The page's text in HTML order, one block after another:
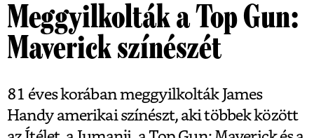
Meggyilkolták a Top Gun:
Maverick színészét
81 éves korában meggyilkolták James
Handy amerikai színészt, aki többek között